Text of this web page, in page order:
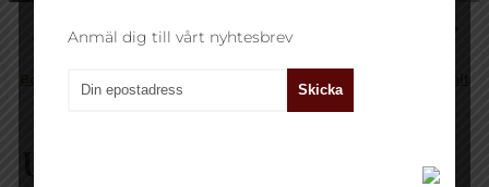
Anmäl dig till vårt nyhtesbrev
Skicka